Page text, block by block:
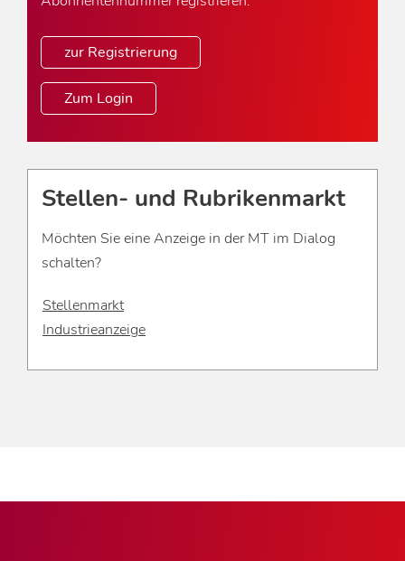
zur Registrierung
Zum Login
Stellen- und Rubrikenmarkt
Möchten Sie eine Anzeige in der MT im Dialog
schalten?
Stellenmarkt
Industrieanzeige